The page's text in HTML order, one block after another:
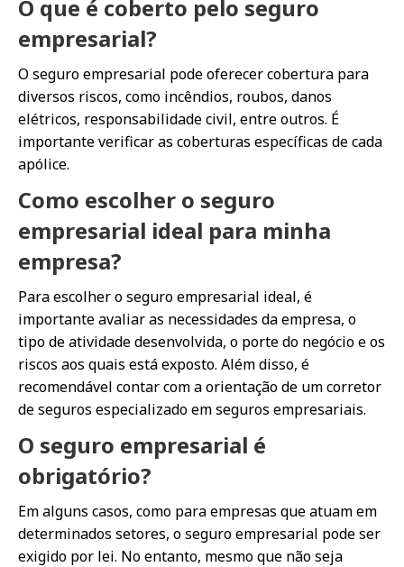
O que é coberto pelo seguro
empresarial?
O seguro empresarial pode oferecer cobertura para
diversos riscos, como incêndios, roubos, danos
elétricos, responsabilidade civil, entre outros. É
importante verificar as coberturas específicas de cada
apólice.
Como escolher o seguro
empresarial ideal para minha
empresa?
Para escolher o seguro empresarial ideal, é
importante avaliar as necessidades da empresa, o
tipo de atividade desenvolvida, o porte do negócio e os
riscos aos quais está exposto. Além disso, é
recomendável contar com a orientação de um corretor
de seguros especializado em seguros empresariais.
O seguro empresarial é
obrigatório?
Em alguns casos, como para empresas que atuam em
determinados setores, o seguro empresarial pode ser
exigido por lei. No entanto, mesmo que não seja